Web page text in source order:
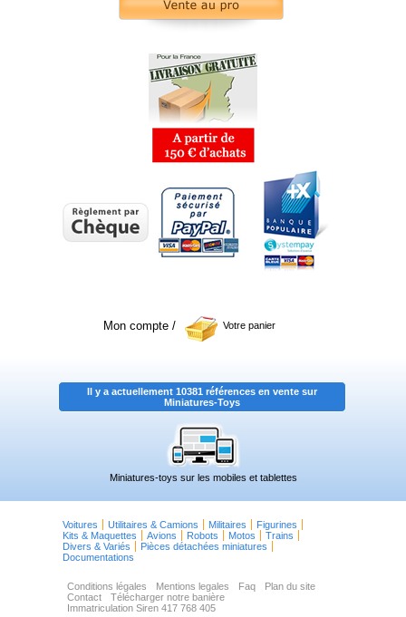
Mon compte / Votre panier
Il y a actuellement 10381 références en vente sur
Miniatures-Toys
Miniatures-toys sur les mobiles et tablettes
Voitures Utilitaires & Camions Militaires
Figurines
Kits & Maquettes
Avions Robots Motos
Trains
Divers & Variés
Pièces détachées miniatures
Documentations
Conditions légales Mentions legales Faq
Plan du site
Contact
Télécharger notre banière
Immatriculation Siren 417 768 405